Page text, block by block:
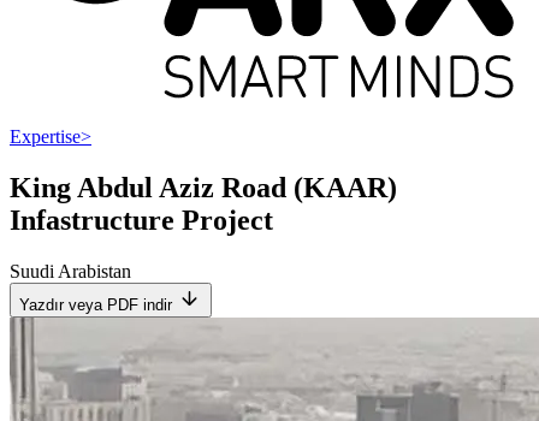
Expertise>
King Abdul Aziz Road (KAAR)
Infastructure Project
Suudi Arabistan
Yazdır veya PDF indir